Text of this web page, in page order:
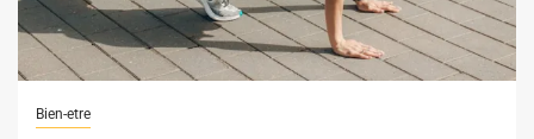
Bien-etre